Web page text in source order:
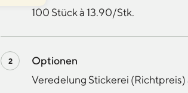
100 Stück à 13.90/Stk.
Optionen
Veredelung Stickerei